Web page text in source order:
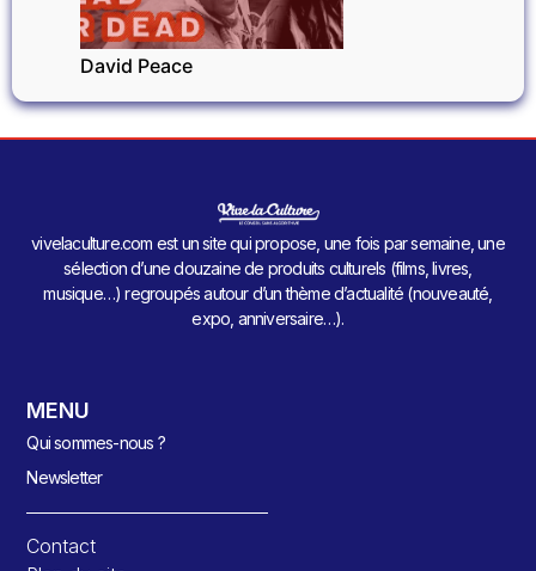
David Peace
vivelaculture.com est un site qui propose, une fois par semaine, une
sélection d’une douzaine de produits culturels (films, livres,
musique…) regroupés autour d’un thème d’actualité (nouveauté,
expo, anniversaire…).
MENU
Qui sommes-nous ?
Newsletter
Contact